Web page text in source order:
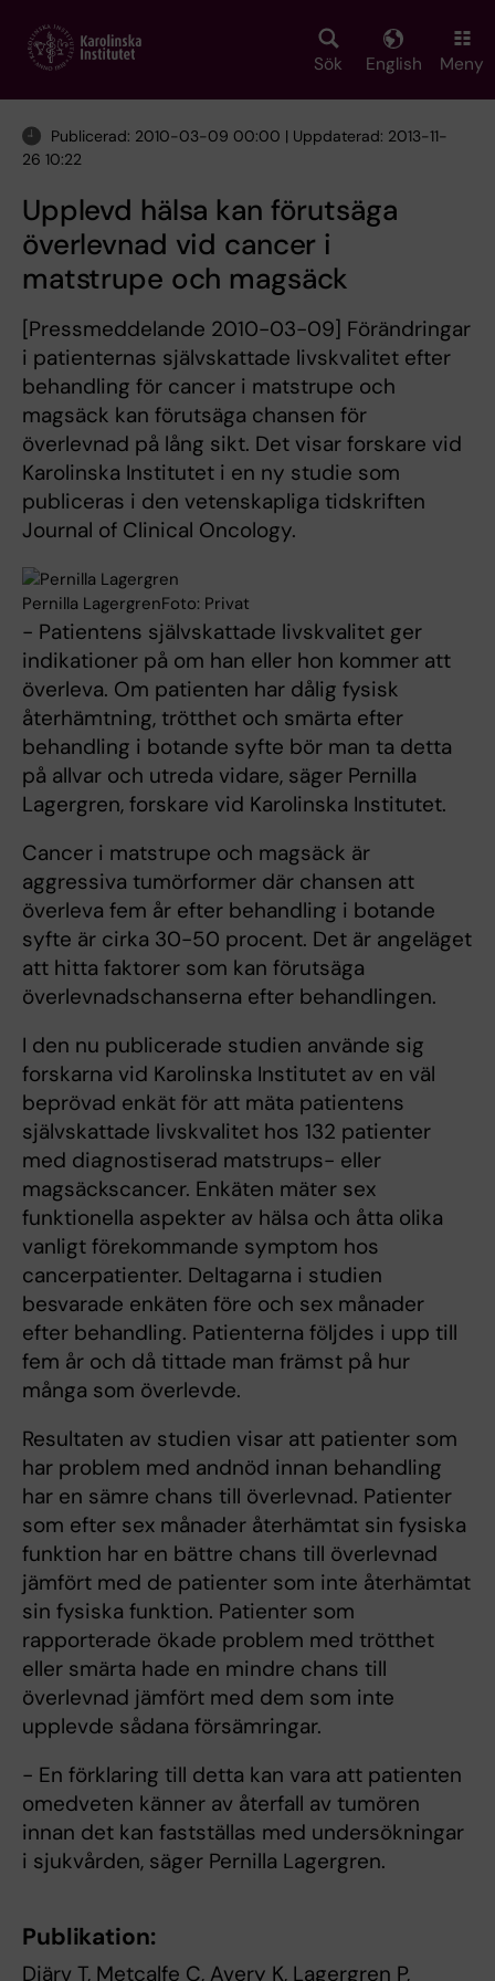
main
Sök English Meny
Publicerad: 2010-03-09 00:00 | Uppdaterad: 2013-11-
26 10:22
Upplevd hälsa kan förutsäga
överlevnad vid cancer i
matstrupe och magsäck
[Pressmeddelande 2010-03-09] Förändringar
i patienternas självskattade livskvalitet efter
behandling för cancer i matstrupe och
magsäck kan förutsäga chansen för
överlevnad på lång sikt. Det visar forskare vid
Karolinska Institutet i en ny studie som
publiceras i den vetenskapliga tidskriften
Journal of Clinical Oncology.
Pernilla LagergrenFoto: Privat
- Patientens självskattade livskvalitet ger
indikationer på om han eller hon kommer att
överleva. Om patienten har dålig fysisk
återhämtning, trötthet och smärta efter
behandling i botande syfte bör man ta detta
på allvar och utreda vidare, säger Pernilla
Lagergren, forskare vid Karolinska Institutet.
Cancer i matstrupe och magsäck är
aggressiva tumörformer där chansen att
överleva fem år efter behandling i botande
syfte är cirka 30-50 procent. Det är angeläget
att hitta faktorer som kan förutsäga
överlevnadschanserna efter behandlingen.
I den nu publicerade studien använde sig
forskarna vid Karolinska Institutet av en väl
beprövad enkät för att mäta patientens
självskattade livskvalitet hos 132 patienter
med diagnostiserad matstrups- eller
magsäckscancer. Enkäten mäter sex
funktionella aspekter av hälsa och åtta olika
vanligt förekommande symptom hos
cancerpatienter. Deltagarna i studien
besvarade enkäten före och sex månader
efter behandling. Patienterna följdes i upp till
fem år och då tittade man främst på hur
många som överlevde.
Resultaten av studien visar att patienter som
har problem med andnöd innan behandling
har en sämre chans till överlevnad. Patienter
som efter sex månader återhämtat sin fysiska
funktion har en bättre chans till överlevnad
jämfört med de patienter som inte återhämtat
sin fysiska funktion. Patienter som
rapporterade ökade problem med trötthet
eller smärta hade en mindre chans till
överlevnad jämfört med dem som inte
upplevde sådana försämringar.
- En förklaring till detta kan vara att patienten
omedveten känner av återfall av tumören
innan det kan fastställas med undersökningar
i sjukvården, säger Pernilla Lagergren.
Publikation:
Djärv T, Metcalfe C, Avery K, Lagergren P,